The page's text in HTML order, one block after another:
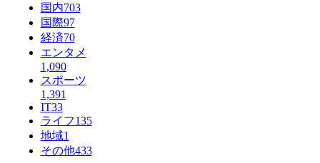
国内703
国際97
経済70
エンタメ
1,090
スポーツ
1,391
IT33
ライフ135
地域1
その他433